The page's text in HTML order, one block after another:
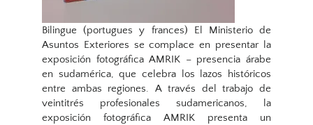
Bilingue (portugues y frances) El Ministerio de
Asuntos Exteriores se complace en presentar la
exposición fotográfica AMRIK – presencia árabe
en sudamérica, que celebra los lazos históricos
entre ambas regiones. A través del trabajo de
veintitrés profesionales sudamericanos, la
exposición fotográfica AMRIK presenta un